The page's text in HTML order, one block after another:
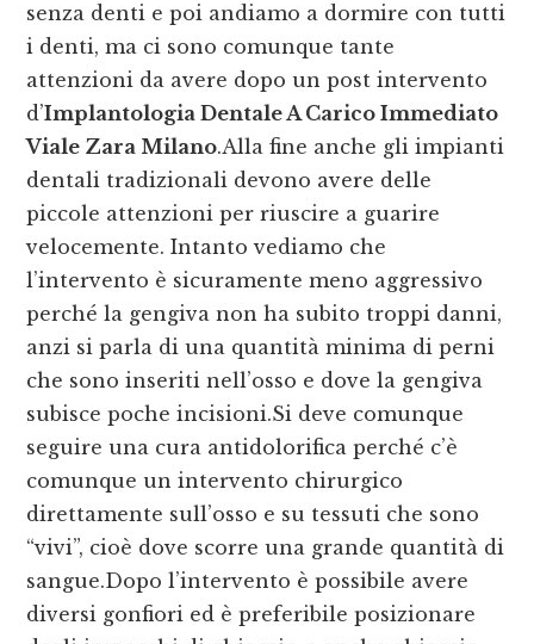
senza denti e poi andiamo a dormire con tutti
i denti, ma ci sono comunque tante
attenzioni da avere dopo un post intervento
d’Implantologia Dentale A Carico Immediato
Viale Zara Milano.Alla fine anche gli impianti
dentali tradizionali devono avere delle
piccole attenzioni per riuscire a guarire
velocemente. Intanto vediamo che
l’intervento è sicuramente meno aggressivo
perché la gengiva non ha subito troppi danni,
anzi si parla di una quantità minima di perni
che sono inseriti nell’osso e dove la gengiva
subisce poche incisioni.Si deve comunque
seguire una cura antidolorifica perché c’è
comunque un intervento chirurgico
direttamente sull’osso e su tessuti che sono
“vivi”, cioè dove scorre una grande quantità di
sangue.Dopo l’intervento è possibile avere
diversi gonfiori ed è preferibile posizionare